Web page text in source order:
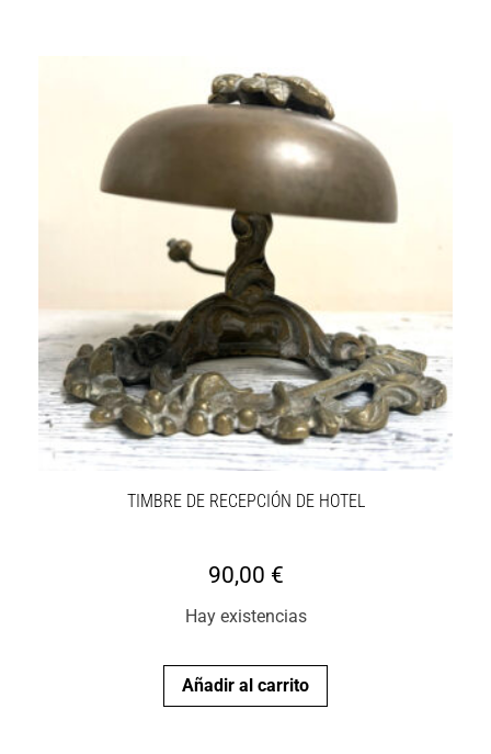
TIMBRE DE RECEPCIÓN DE HOTEL
90,00 €
Hay existencias
Añadir al carrito